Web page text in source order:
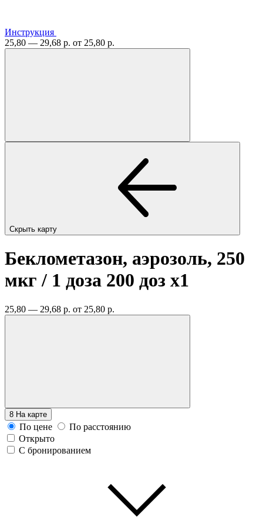
Инструкция
25,80 — 29,68 р. от 25,80 р.
Скрыть карту
Беклометазон, аэрозоль, 250
мкг / 1 доза 200 доз x1
25,80 — 29,68 р. от 25,80 р.
8 На карте
По цене
По расстоянию
Открыто
С бронированием